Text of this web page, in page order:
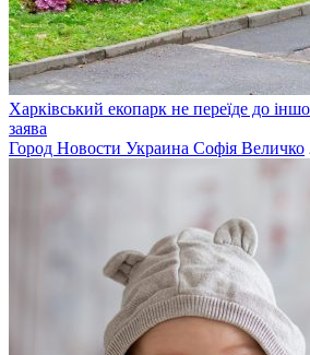
Харківський екопарк не переїде до
заява
Город Новости Украина Софія Величко